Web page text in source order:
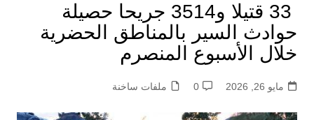
33 قتيلا و3514 جريحا حصيلة
حوادث السير بالمناطق الحضرية
خلال الأسبوع المنصرم
مايو 26, 2026 0 ملفات ساخنة